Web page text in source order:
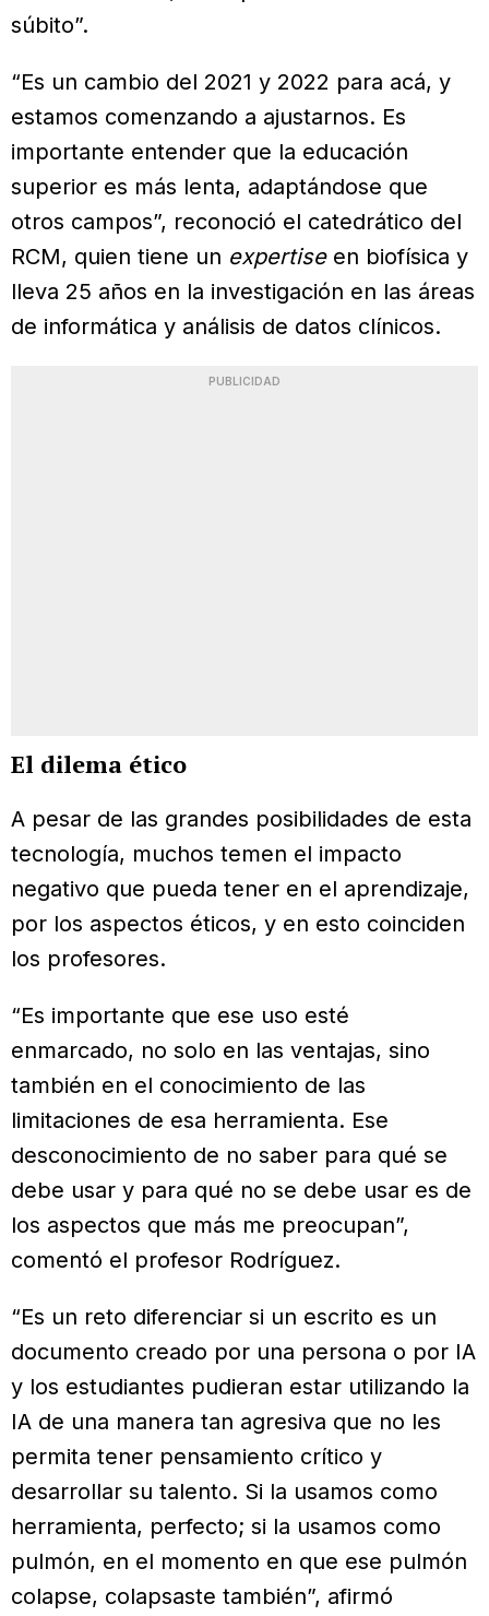
súbito”.
“Es un cambio del 2021 y 2022 para acá, y
estamos comenzando a ajustarnos. Es
importante entender que la educación
superior es más lenta, adaptándose que
otros campos”, reconoció el catedrático del
RCM, quien tiene un expertise en biofísica y
lleva 25 años en la investigación en las áreas
de informática y análisis de datos clínicos.
PUBLICIDAD
El dilema ético
A pesar de las grandes posibilidades de esta
tecnología, muchos temen el impacto
negativo que pueda tener en el aprendizaje,
por los aspectos éticos, y en esto coinciden
los profesores.
“Es importante que ese uso esté
enmarcado, no solo en las ventajas, sino
también en el conocimiento de las
limitaciones de esa herramienta. Ese
desconocimiento de no saber para qué se
debe usar y para qué no se debe usar es de
los aspectos que más me preocupan”,
comentó el profesor Rodríguez.
“Es un reto diferenciar si un escrito es un
documento creado por una persona o por IA
y los estudiantes pudieran estar utilizando la
IA de una manera tan agresiva que no les
permita tener pensamiento crítico y
desarrollar su talento. Si la usamos como
herramienta, perfecto; si la usamos como
pulmón, en el momento en que ese pulmón
colapse, colapsaste también”, afirmó